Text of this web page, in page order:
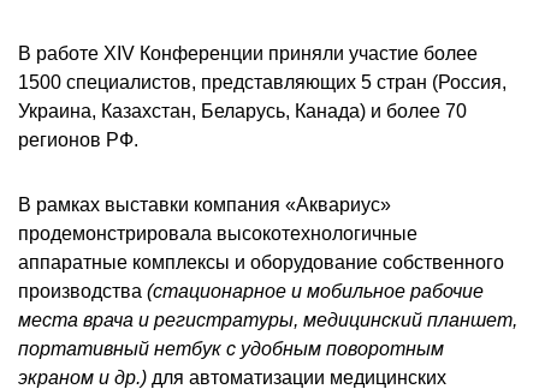
В работе XIV Конференции приняли участие более
1500 специалистов, представляющих 5 стран (Россия,
Украина, Казахстан, Беларусь, Канада) и более 70
регионов РФ.
В рамках выставки компания «Аквариус»
продемонстрировала высокотехнологичные
аппаратные комплексы и оборудование собственного
производства (стационарное и мобильное рабочие
места врача и регистратуры, медицинский планшет,
портативный нетбук с удобным поворотным
экраном и др.) для автоматизации медицинских